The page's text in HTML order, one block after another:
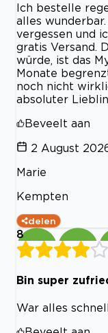
Ich bestelle
alles
vergessen und
gratis Versand.
würde, ist das
Monate
noch nicht
absoluter
Beveelt aan
2 August
Marie
Kempten
delen
8
Bin super
War alles